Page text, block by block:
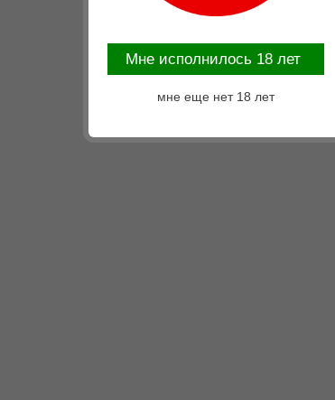
Mне исполнилось 18 лет
мне еще нет 18 лет